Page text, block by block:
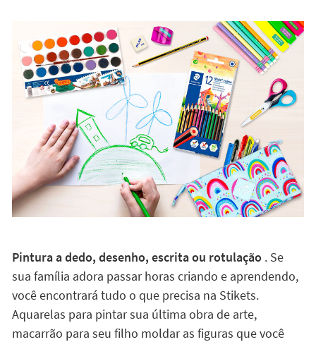
Pintura a dedo, desenho, escrita ou rotulação. Se
sua família adora passar horas criando e aprendendo,
você encontrará tudo o que precisa na Stikets.
Aquarelas para pintar sua última obra de arte,
macarrão para seu filho moldar as figuras que você